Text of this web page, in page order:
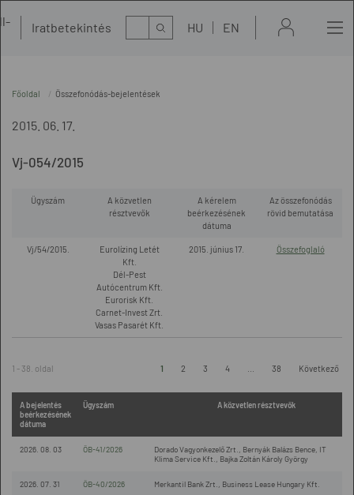
Iratbetekintés Kereső HU EN
Főoldal Összefonódás-bejelentések
2015. 06. 17.
Vj-054/2015
Ügyszám
A közvetlen
résztvevők
A kérelem
beérkezésének
dátuma
Az összefonódás
rövid bemutatása
Vj/54/2015.
Eurolízing Letét
Kft.
Dél-Pest
Autócentrum Kft.
Eurorisk Kft.
Carnet-Invest Zrt.
Vasas Pasarét Kft.
2015. június 17. Összefoglaló
1 - 38. oldal 1 2 3 4 38 Következő
A bejelentés
beérkezésének
dátuma
Ügyszám A közvetlen résztvevők
2026. 08. 03 ÖB-41/2026
Dorado Vagyonkezelő Zrt., Bernyák Balázs Bence, IT
Klima Service Kft., Bajka Zoltán Károly György
2026. 07. 31 ÖB-40/2026 Merkantil Bank Zrt., Business Lease Hungary Kft.